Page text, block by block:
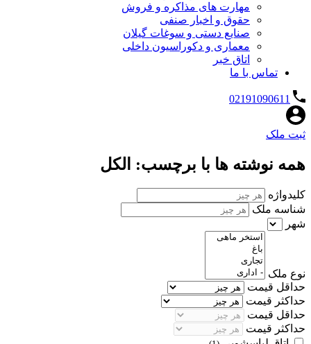
مهارت های مذاکره و فروش
حقوق و اخبار صنفی
صنایع دستی و سوغات گیلان
معماری و دکوراسیون داخلی
اتاق خبر
تماس با ما
02191090611
ثبت ملک
همه نوشته ها با برچسب: الکل
کلیدواژه
شناسه ملک
شهر
نوع ملک
حداقل قیمت
حداکثر قیمت
حداقل قیمت
حداکثر قیمت